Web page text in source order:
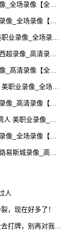
_全场录像【全场
像_全场录像【全
业录像_全场录像
超录像_高清录像
_高清录像【全场
职业录像_全场录
像_高清录像【全
美职业录像_全
像_全场录像【视
易斯城录像_高清
人
，现在好多了！
打牌，别再对我指